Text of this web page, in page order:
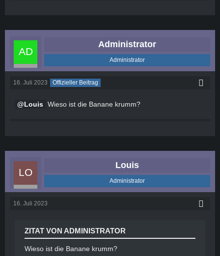
Administrator
Administrator
16. Juli 2023 Offizieller Beitrag
Louis Wieso ist die Banane krumm?
Louis
Administrator
16. Juli 2023
ZITAT VON ADMINISTRATOR
Wieso ist die Banane krumm?